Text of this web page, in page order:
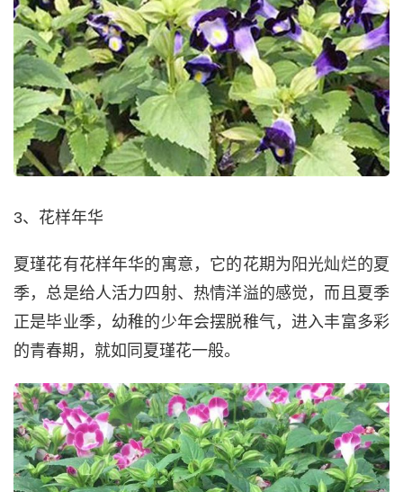
3、花样年华
夏瑾花有花样年华的寓意，它的花期为阳光灿烂的夏
季，总是给人活力四射、热情洋溢的感觉，而且夏季
正是毕业季，幼稚的少年会摆脱稚气，进入丰富多彩
的青春期，就如同夏瑾花一般。